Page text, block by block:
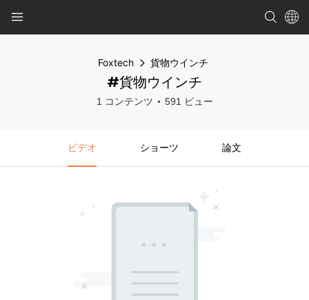
Foxtech 貨物ウインチ
#貨物ウインチ
1 コンテンツ 591 ビュー
ビデオ ショーツ 論文